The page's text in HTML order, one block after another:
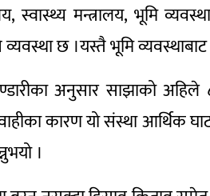
स्वास्थ्य मन्त्रालय, भूमि
छ ।यस्तै भूमि
अनुसार साझाको
कारण यो संस्था आर्थिक
।